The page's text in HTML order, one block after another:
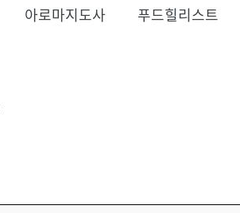
아로마지도사 푸드힐리스트